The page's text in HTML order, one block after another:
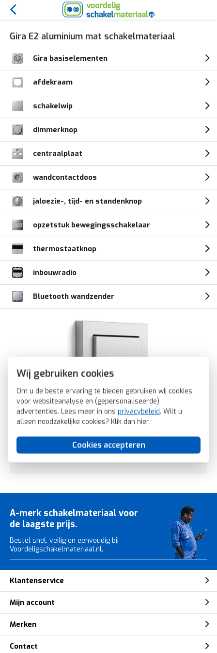
Wij gebruiken cookies
Om u de beste ervaring te bieden gebruiken wij cookies
voor websiteanalyse en (gepersonaliseerde)
advertenties. Lees meer in ons privacybeleid. Wilt u
alleen noodzakelijke cookies? Klik dan hier.
Cookies accepteren
Gira E2 aluminium mat schakelmateriaal
Gira basiselementen
afdekraam
schakelwip
dimmerknop
centraalplaat
wandcontactdoos
jaloezie-, tijd- en standenknop
opzetstuk bewegingsschakelaar
thermostaatknop
inbouwradio
Bluetooth wandzender
Gira E2 schakelmateriaal, kunststof.
Mat aluminium.
A-merk schakelmateriaal voor
de laagste prijs.
Bestel snel, veilig en eenvoudig bij
Voordeligschakelmateriaal.nl.
Klantenservice
Mijn account
Merken
Contact